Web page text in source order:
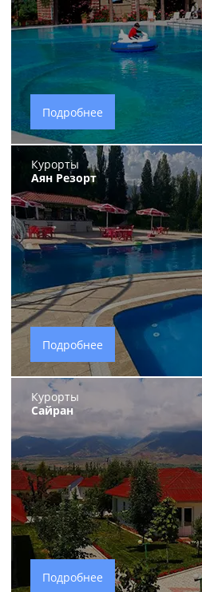
Подробнее
Курорты
Аян Резорт
Подробнее
Курорты
Сайран
Подробнее